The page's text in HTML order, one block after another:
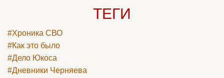
ТЕГИ
#Хроника СВО
#Как это было
#Дело Юкоса
#Дневники Черняева